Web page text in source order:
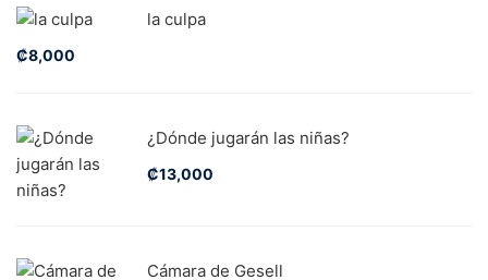
la culpa
₡8,000
¿Dónde jugarán las niñas?
₡13,000
Cámara de Gesell